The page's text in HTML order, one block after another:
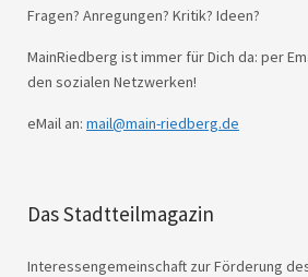
Fragen? Anregungen? Kritik? Ideen?
MainRiedberg ist immer für Dich da: per
den sozialen Netzwerken!
eMail an: mail@main-riedberg.de
Das Stadtteilmagazin
Interessengemeinschaft zur Förderung